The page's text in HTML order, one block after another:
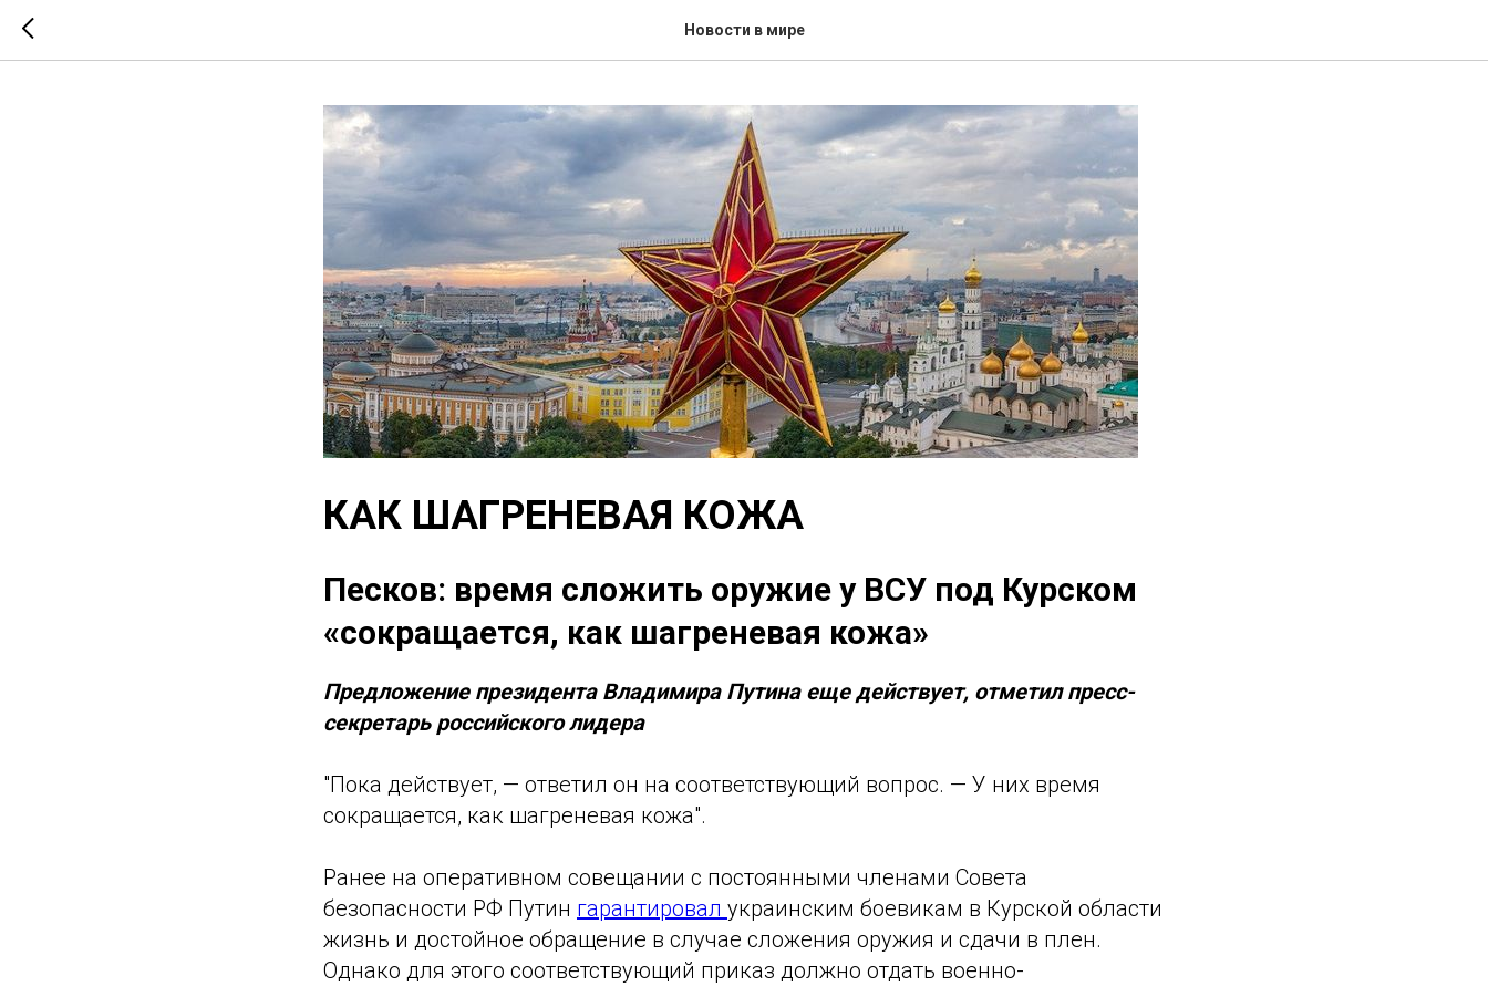
Новости в мире
КАК ШАГРЕНЕВАЯ КОЖА
Песков: время сложить оружие у ВСУ под Курском
«сокращается, как шагреневая кожа»
Предложение президента Владимира Путина еще действует, отметил пресс-
секретарь российского лидера
"Пока действует, — ответил он на соответствующий вопрос. — У них время
сокращается, как шагреневая кожа".
Ранее на оперативном совещании с постоянными членами Совета
безопасности РФ Путин гарантировал украинским боевикам в Курской области
жизнь и достойное обращение в случае сложения оружия и сдачи в плен.
Однако для этого соответствующий приказ должно отдать военно-